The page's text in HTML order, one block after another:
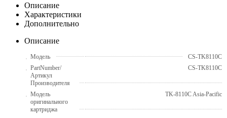
Описание
Характеристики
Дополнительно
Описание
Модель
CS-TK8110C
PartNumber/
Артикул
Производителя
CS-TK8110C
Модель
оригинального
картриджа
TK-8110C Asia-Pacific